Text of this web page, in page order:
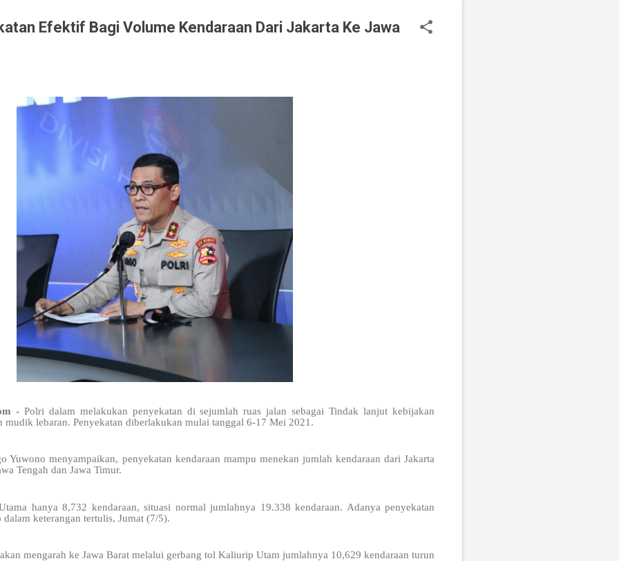
Efektif Bagi Volume Kendaraan Dari Jakarta Ke Jawa
- Polri dalam melakukan penyekatan di sejumlah ruas jalan sebagai Tindak lanjut kebijakan
mudik lebaran. Penyekatan diberlakukan mulai tanggal 6-17 Mei 2021.
Yuwono menyampaikan, penyekatan kendaraan mampu menekan jumlah kendaraan dari Jakarta
Tengah dan Jawa Timur.
hanya 8,732 kendaraan, situasi normal jumlahnya 19.338 kendaraan. Adanya penyekatan
keterangan tertulis, Jumat (7/5).
mengarah ke Jawa Barat melalui gerbang tol Kaliurip Utam jumlahnya 10,629 kendaraan turun